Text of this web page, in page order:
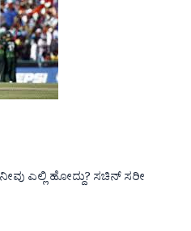
ಎಲ್ಲಿ ಹೋದ್ದು? ಸಚಿನ್ ಸರೀ